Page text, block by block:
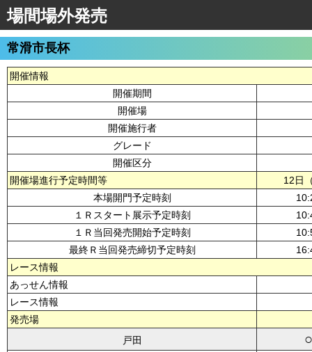
場間場外発売
常滑市長杯
開催情報
開催期間
開催場
開催施行者
グレード
開催区分
開催場進行予定時間等
12日
本場開門予定時刻
１Ｒスタート展示予定時刻
１Ｒ当回発売開始予定時刻
最終Ｒ当回発売締切予定時刻
レース情報
あっせん情報
レース情報
発売場
戸田
○